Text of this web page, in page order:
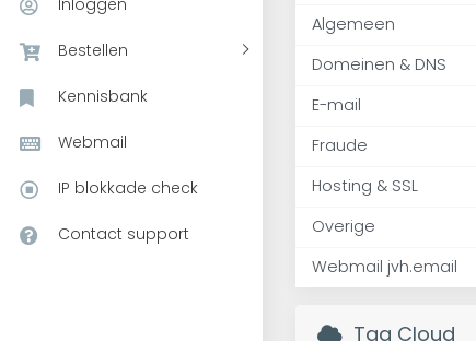
Inloggen
Bestellen
Kennisbank
Webmail
IP blokkade check
Contact support
Algemeen
Domeinen & DNS
E-mail
Fraude
Hosting & SSL
Overige
Webmail jvh.email
Tag Cloud